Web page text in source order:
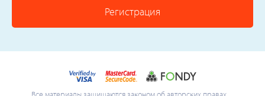
Регистрация